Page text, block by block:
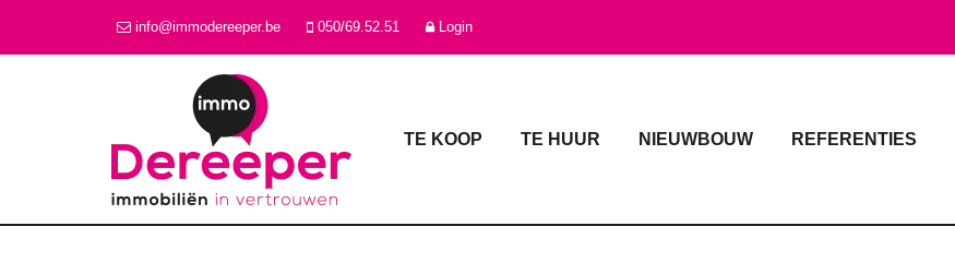
info@immodereeper.be 050/69.52.51 Login
TE KOOP TE HUUR NIEUWBOUW REFERENTIES